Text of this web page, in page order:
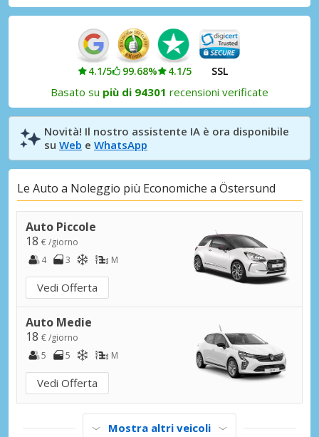
4.1/5 99.68% 4.1/5 SSL
Basato su più di 94301 recensioni verificate
Novità! Il nostro assistente IA è ora disponibile
su Web e WhatsApp
Le Auto a Noleggio più Economiche a Östersund
Auto Piccole
18 € /giorno
4
3 M
Vedi Offerta
Auto Medie
18 € /giorno
5
5 M
Vedi Offerta
Mostra altri veicoli